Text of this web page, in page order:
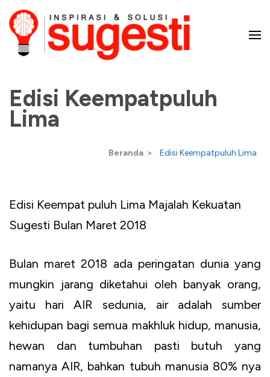
Lompat
ke
konten
Enter)
dan Solusi
Edisi Keempatpuluh
Lima
Beranda > Edisi Keempatpuluh Lima
Edisi Keempat puluh Lima Majalah Kekuatan
Sugesti Bulan Maret 2018
Bulan maret 2018 ada peringatan dunia yang
mungkin jarang diketahui oleh banyak orang,
yaitu hari AIR sedunia, air adalah sumber
kehidupan bagi semua makhluk hidup, manusia,
hewan dan tumbuhan pasti butuh yang
namanya AIR, bahkan tubuh manusia 80% nya